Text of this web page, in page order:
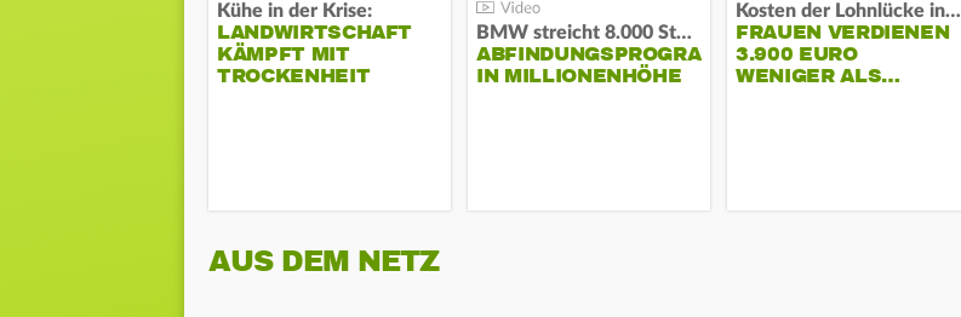
Kühe in der Krise:
LANDWIRTSCHAFT
KÄMPFT MIT
TROCKENHEIT
BMW streicht 8.000 Stellen:
ABFINDUNGSPROGRAMM
IN MILLIONENHÖHE
Kosten der Lohnlücke in der EU:
FRAUEN VERDIENEN
3.900 EURO
WENIGER ALS…
AUS DEM NETZ